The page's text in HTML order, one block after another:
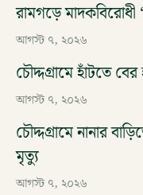
রামগড়ে মাদকবিরোধী
আগস্ট ৭, ২০২৬
চৌদ্দগ্রামে হাঁটতে
আগস্ট ৭, ২০২৬
চৌদ্দগ্রামে নানার
মৃত্যু
আগস্ট ৭, ২০২৬